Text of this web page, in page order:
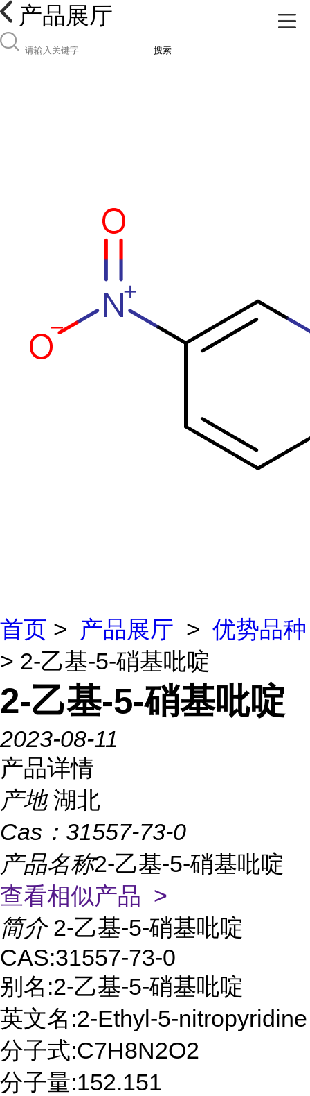
产品展厅
搜索
首页 > 产品展厅 > 优势品种
> 2-乙基-5-硝基吡啶
2-乙基-5-硝基吡啶
2023-08-11
产品详情
产地 湖北
Cas： 31557-73-0
产品名称2-乙基-5-硝基吡啶
查看相似产品 >
简介 2-乙基-5-硝基吡啶
CAS:31557-73-0
别名:2-乙基-5-硝基吡啶
英文名:2-Ethyl-5-nitropyridine
分子式:C7H8N2O2
分子量:152.151